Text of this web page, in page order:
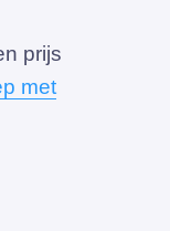
prijs
met